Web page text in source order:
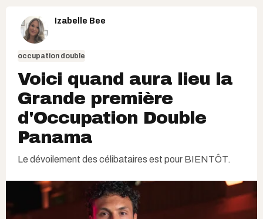
Izabelle Bee
occupation double
Voici quand aura lieu la
Grande première
d'Occupation Double
Panama
Le dévoilement des célibataires est pour BIENTÔT.